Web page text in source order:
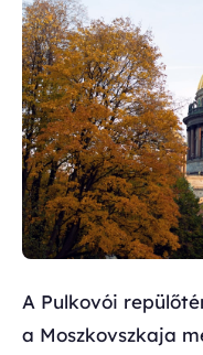
A Pulkovói
a Moszkovszkaja